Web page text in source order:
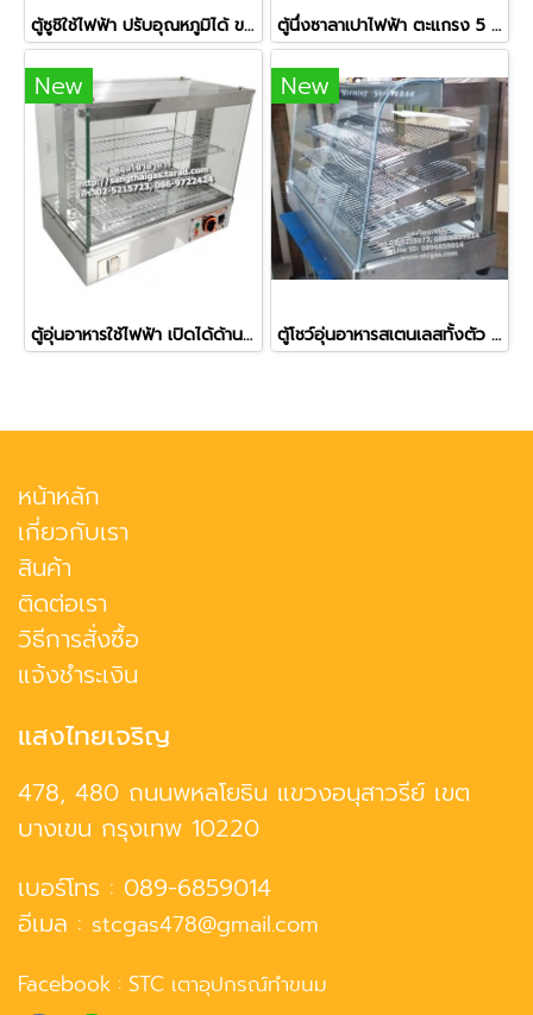
ตู้ซูชิใช้ไฟฟ้า ปรับอุณหภูมิได้ ขนาด 150 ซม. ตู้นึ่งซาลาเปาไฟฟ้า ตะแกรง 5 ชั้น ยี่ห้อฟราย คิงส์
New
ตู้อุ่นอาหารใช้ไฟฟ้า เปิดได้ด้านหน้า-ด้านหลัง ยี่ห้อเวอร์รี่ รุ่น BV-961
New
ตู้โชว์อุ่นอาหารสเตนเลสทั้งตัว รุ่น NT-703
หน้าหลัก
เกี่ยวกับเรา
สินค้า
ติดต่อเรา
วิธีการสั่งซื้อ
แจ้งชำระเงิน
แสงไทยเจริญ
478, 480 ถนนพหลโยธิน แขวงอนุสาวรีย์ เขต
บางเขน กรุงเทพ 10220
เบอร์โทร : 089-6859014
อีเมล : stcgas478@gmail.com
Facebook : STC เตาอุปกรณ์ทำขนม